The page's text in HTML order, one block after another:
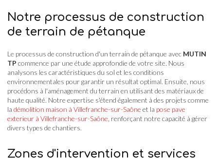
Notre processus de construction
de terrain de pétanque
Le processus de construction d'un terrain de pétanque avec MUTIN
TP commence par une étude approfondie de votre site. Nous
analysons les caractéristiques du sol et les conditions
environnementales pour garantir un résultat optimal. Ensuite, nous
procédons à l'aménagement du terrain en utilisant des matériaux de
haute qualité. Notre expertise s'étend également à des projets comme
la démolition maison à Villefranche-sur-Saône et la pose pave
exterieur à Villefranche-sur-Saône , renforçant notre capacité à gérer
divers types de chantiers.
Zones d'intervention et services